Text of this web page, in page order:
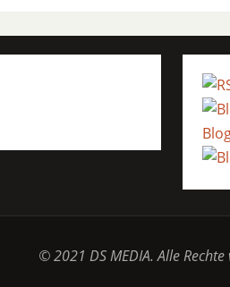
© 2021 DS MEDIA. Alle